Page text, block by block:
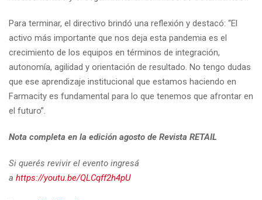
Para terminar, el directivo brindó una reflexión y destacó: “El
activo más importante que nos deja esta pandemia es el
crecimiento de los equipos en términos de integración,
autonomía, agilidad y orientación de resultado. No tengo dudas
que ese aprendizaje institucional que estamos haciendo en
Farmacity es fundamental para lo que tenemos que afrontar en
el futuro”.
Nota completa en la edición agosto de Revista RETAIL
Si querés revivir el evento ingresá
a https://youtu.be/QLCqff2h4pU